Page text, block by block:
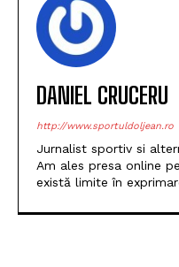
DANIEL CRUCERU
http://www.sportuldoljean.ro
Jurnalist sportiv si
Am ales presa online
există limite în